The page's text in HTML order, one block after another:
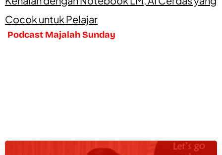
Cocok untuk Pelajar
Podcast Majalah Sunday